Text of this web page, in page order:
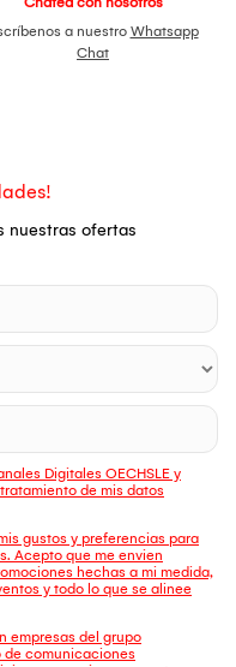
a nuestro Whatsapp
Chat
nuestras ofertas
Digitales OECHSLE y
de mis datos
gustos y preferencias para
Acepto que me envien
hechas a mi medida,
y todo lo que se alinee
empresas del grupo
de comunicaciones